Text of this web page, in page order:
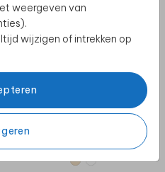
weergeven van
wijzigen of intrekken op